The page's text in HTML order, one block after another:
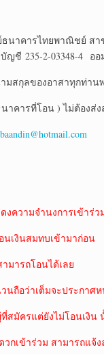
นาคารไทยพาณิชย์ สา
ชี 235-2-03348-4 ออ
สกุลของอาสาทุกท่าน
าคารที่โอน ) ไม่ต้องส่
งความจำนงการเข้าร่ว
เงินสมทบเข้ามาก่อน
มารถโอนได้เลย
นถือว่าเต็มจะประกาศห
สมัครแต่ยังไม่โอนเงิ
กเข้าร่วม สามารถแจ้